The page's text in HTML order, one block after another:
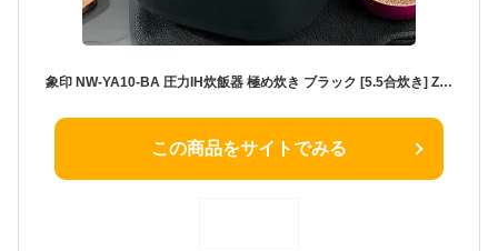
象印 NW-YA10-BA 圧力IH炊飯器 極め炊き ブラック [5.5合炊き] ZOJIRUSHI 内釜3年保証 ふっくら もちもち 日本製 メーカー保証対応 初期不良対応 メーカー様お取引あり 白米 玄米 新生活 プレゼント ギフト 結婚祝い 出産祝い 炊き込みご飯 麦ごはん
この商品をサイトでみる